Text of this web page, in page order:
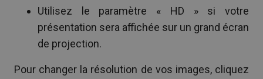
Utilisez le paramètre « HD » si votre
présentation sera affichée sur un grand écran
de projection.
Pour changer la résolution de vos images, cliquez